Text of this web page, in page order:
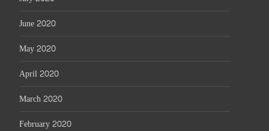
June 2020
May 2020
April 2020
March 2020
February 2020